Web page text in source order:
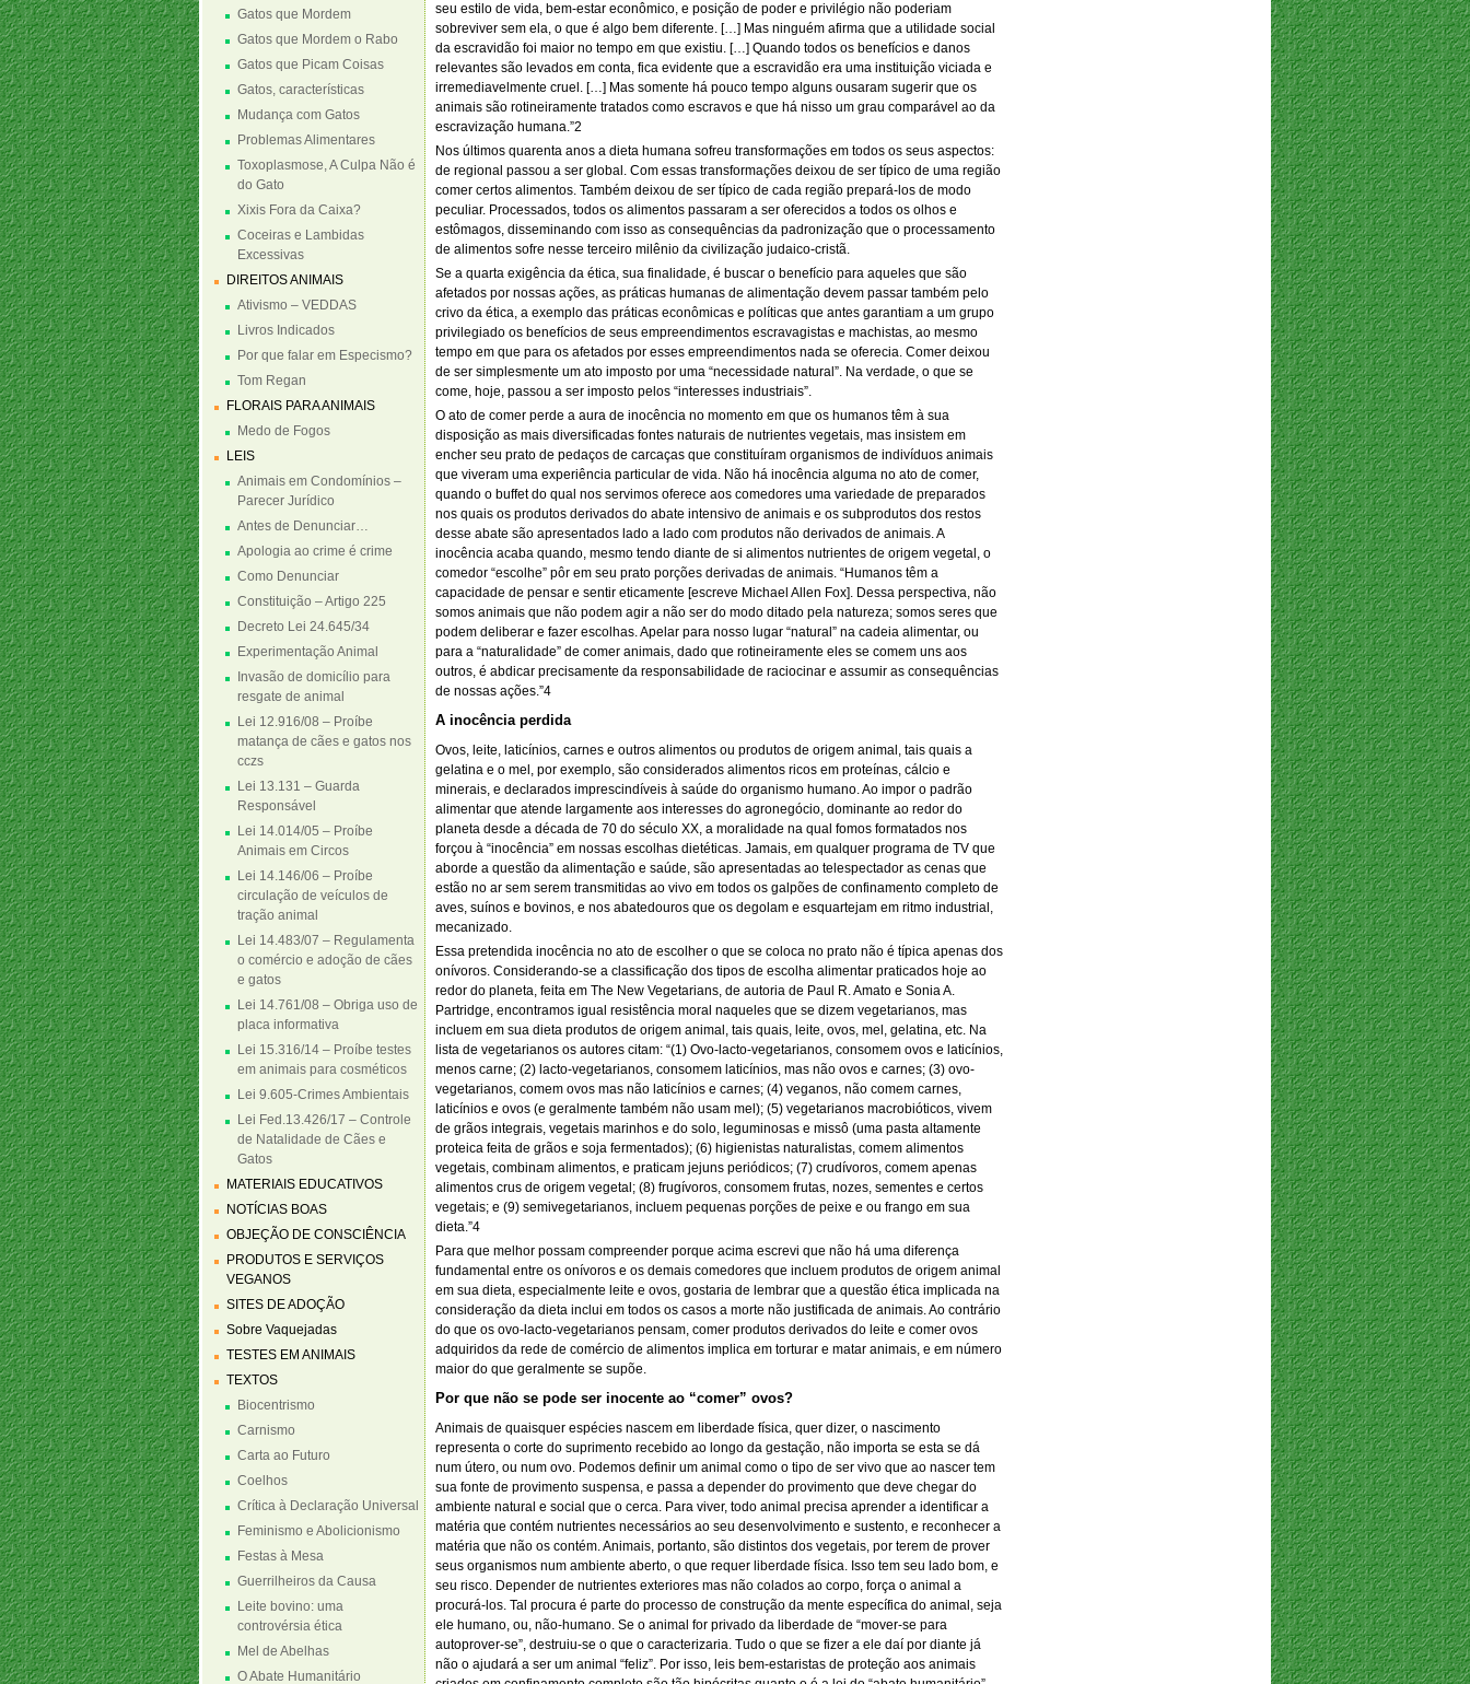
Gatos que Mordem
Gatos que Mordem o Rabo
Gatos que Picam Coisas
Gatos, características
Mudança com Gatos
Problemas Alimentares
Toxoplasmose, A Culpa Não é
do Gato
Xixis Fora da Caixa?
Coceiras e Lambidas
Excessivas
DIREITOS ANIMAIS
Ativismo – VEDDAS
Livros Indicados
Por que falar em Especismo?
Tom Regan
FLORAIS PARA ANIMAIS
Medo de Fogos
LEIS
Animais em Condomínios –
Parecer Jurídico
Antes de Denunciar…
Apologia ao crime é crime
Como Denunciar
Constituição – Artigo 225
Decreto Lei 24.645/34
Experimentação Animal
Invasão de domicílio para
resgate de animal
Lei 12.916/08 – Proíbe
matança de cães e gatos nos
cczs
Lei 13.131 – Guarda
Responsável
Lei 14.014/05 – Proíbe
Animais em Circos
Lei 14.146/06 – Proíbe
circulação de veículos de
tração animal
Lei 14.483/07 – Regulamenta
o comércio e adoção de cães
e gatos
Lei 14.761/08 – Obriga uso de
placa informativa
Lei 15.316/14 – Proíbe testes
em animais para cosméticos
Lei 9.605-Crimes Ambientais
Lei Fed.13.426/17 – Controle
de Natalidade de Cães e
Gatos
MATERIAIS EDUCATIVOS
NOTÍCIAS BOAS
OBJEÇÃO DE CONSCIÊNCIA
PRODUTOS E SERVIÇOS
VEGANOS
SITES DE ADOÇÃO
Sobre Vaquejadas
TESTES EM ANIMAIS
TEXTOS
Biocentrismo
Carnismo
Carta ao Futuro
Coelhos
Crítica à Declaração Universal
Feminismo e Abolicionismo
Festas à Mesa
Guerrilheiros da Causa
Leite bovino: uma
controvérsia ética
Mel de Abelhas
O Abate Humanitário
seu estilo de vida, bem-estar econômico, e posição de poder e privilégio não poderiam
sobreviver sem ela, o que é algo bem diferente. […] Mas ninguém afirma que a utilidade social
da escravidão foi maior no tempo em que existiu. […] Quando todos os benefícios e danos
relevantes são levados em conta, fica evidente que a escravidão era uma instituição viciada e
irremediavelmente cruel. […] Mas somente há pouco tempo alguns ousaram sugerir que os
animais são rotineiramente tratados como escravos e que há nisso um grau comparável ao da
escravização humana.”2
Nos últimos quarenta anos a dieta humana sofreu transformações em todos os seus aspectos:
de regional passou a ser global. Com essas transformações deixou de ser típico de uma região
comer certos alimentos. Também deixou de ser típico de cada região prepará-los de modo
peculiar. Processados, todos os alimentos passaram a ser oferecidos a todos os olhos e
estômagos, disseminando com isso as consequências da padronização que o processamento
de alimentos sofre nesse terceiro milênio da civilização judaico-cristã.
Se a quarta exigência da ética, sua finalidade, é buscar o benefício para aqueles que são
afetados por nossas ações, as práticas humanas de alimentação devem passar também pelo
crivo da ética, a exemplo das práticas econômicas e políticas que antes garantiam a um grupo
privilegiado os benefícios de seus empreendimentos escravagistas e machistas, ao mesmo
tempo em que para os afetados por esses empreendimentos nada se oferecia. Comer deixou
de ser simplesmente um ato imposto por uma “necessidade natural”. Na verdade, o que se
come, hoje, passou a ser imposto pelos “interesses industriais”.
O ato de comer perde a aura de inocência no momento em que os humanos têm à sua
disposição as mais diversificadas fontes naturais de nutrientes vegetais, mas insistem em
encher seu prato de pedaços de carcaças que constituíram organismos de indivíduos animais
que viveram uma experiência particular de vida. Não há inocência alguma no ato de comer,
quando o buffet do qual nos servimos oferece aos comedores uma variedade de preparados
nos quais os produtos derivados do abate intensivo de animais e os subprodutos dos restos
desse abate são apresentados lado a lado com produtos não derivados de animais. A
inocência acaba quando, mesmo tendo diante de si alimentos nutrientes de origem vegetal, o
comedor “escolhe” pôr em seu prato porções derivadas de animais. “Humanos têm a
capacidade de pensar e sentir eticamente [escreve Michael Allen Fox]. Dessa perspectiva, não
somos animais que não podem agir a não ser do modo ditado pela natureza; somos seres que
podem deliberar e fazer escolhas. Apelar para nosso lugar “natural” na cadeia alimentar, ou
para a “naturalidade” de comer animais, dado que rotineiramente eles se comem uns aos
outros, é abdicar precisamente da responsabilidade de raciocinar e assumir as consequências
de nossas ações.”4
A inocência perdida
Ovos, leite, laticínios, carnes e outros alimentos ou produtos de origem animal, tais quais a
gelatina e o mel, por exemplo, são considerados alimentos ricos em proteínas, cálcio e
minerais, e declarados imprescindíveis à saúde do organismo humano. Ao impor o padrão
alimentar que atende largamente aos interesses do agronegócio, dominante ao redor do
planeta desde a década de 70 do século XX, a moralidade na qual fomos formatados nos
forçou à “inocência” em nossas escolhas dietéticas. Jamais, em qualquer programa de TV que
aborde a questão da alimentação e saúde, são apresentadas ao telespectador as cenas que
estão no ar sem serem transmitidas ao vivo em todos os galpões de confinamento completo de
aves, suínos e bovinos, e nos abatedouros que os degolam e esquartejam em ritmo industrial,
mecanizado.
Essa pretendida inocência no ato de escolher o que se coloca no prato não é típica apenas dos
onívoros. Considerando-se a classificação dos tipos de escolha alimentar praticados hoje ao
redor do planeta, feita em The New Vegetarians, de autoria de Paul R. Amato e Sonia A.
Partridge, encontramos igual resistência moral naqueles que se dizem vegetarianos, mas
incluem em sua dieta produtos de origem animal, tais quais, leite, ovos, mel, gelatina, etc. Na
lista de vegetarianos os autores citam: “(1) Ovo-lacto-vegetarianos, consomem ovos e laticínios,
menos carne; (2) lacto-vegetarianos, consomem laticínios, mas não ovos e carnes; (3) ovo-
vegetarianos, comem ovos mas não laticínios e carnes; (4) veganos, não comem carnes,
laticínios e ovos (e geralmente também não usam mel); (5) vegetarianos macrobióticos, vivem
de grãos integrais, vegetais marinhos e do solo, leguminosas e missô (uma pasta altamente
proteica feita de grãos e soja fermentados); (6) higienistas naturalistas, comem alimentos
vegetais, combinam alimentos, e praticam jejuns periódicos; (7) crudívoros, comem apenas
alimentos crus de origem vegetal; (8) frugívoros, consomem frutas, nozes, sementes e certos
vegetais; e (9) semivegetarianos, incluem pequenas porções de peixe e ou frango em sua
dieta.”4
Para que melhor possam compreender porque acima escrevi que não há uma diferença
fundamental entre os onívoros e os demais comedores que incluem produtos de origem animal
em sua dieta, especialmente leite e ovos, gostaria de lembrar que a questão ética implicada na
consideração da dieta inclui em todos os casos a morte não justificada de animais. Ao contrário
do que os ovo-lacto-vegetarianos pensam, comer produtos derivados do leite e comer ovos
adquiridos da rede de comércio de alimentos implica em torturar e matar animais, e em número
maior do que geralmente se supõe.
Por que não se pode ser inocente ao “comer” ovos?
Animais de quaisquer espécies nascem em liberdade física, quer dizer, o nascimento
representa o corte do suprimento recebido ao longo da gestação, não importa se esta se dá
num útero, ou num ovo. Podemos definir um animal como o tipo de ser vivo que ao nascer tem
sua fonte de provimento suspensa, e passa a depender do provimento que deve chegar do
ambiente natural e social que o cerca. Para viver, todo animal precisa aprender a identificar a
matéria que contém nutrientes necessários ao seu desenvolvimento e sustento, e reconhecer a
matéria que não os contém. Animais, portanto, são distintos dos vegetais, por terem de prover
seus organismos num ambiente aberto, o que requer liberdade física. Isso tem seu lado bom, e
seu risco. Depender de nutrientes exteriores mas não colados ao corpo, força o animal a
procurá-los. Tal procura é parte do processo de construção da mente específica do animal, seja
ele humano, ou, não-humano. Se o animal for privado da liberdade de “mover-se para
autoprover-se”, destruiu-se o que o caracterizaria. Tudo o que se fizer a ele daí por diante já
não o ajudará a ser um animal “feliz”. Por isso, leis bem-estaristas de proteção aos animais